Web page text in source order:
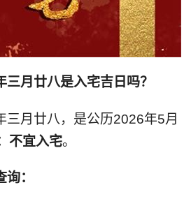
月廿八是入宅吉日吗？
三月廿八，是公历2026年5月
不宜入宅。
：